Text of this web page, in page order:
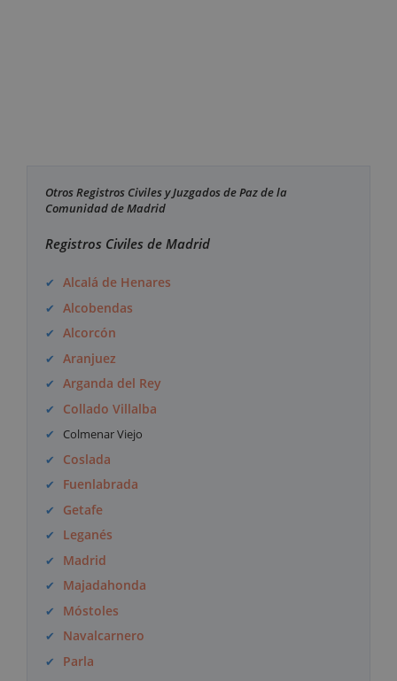
Otros Registros Civiles y Juzgados de Paz de la
Comunidad de Madrid
Registros Civiles de Madrid
Alcalá de Henares
Alcobendas
Alcorcón
Aranjuez
Arganda del Rey
Collado Villalba
Colmenar Viejo
Coslada
Fuenlabrada
Getafe
Leganés
Madrid
Majadahonda
Móstoles
Navalcarnero
Parla